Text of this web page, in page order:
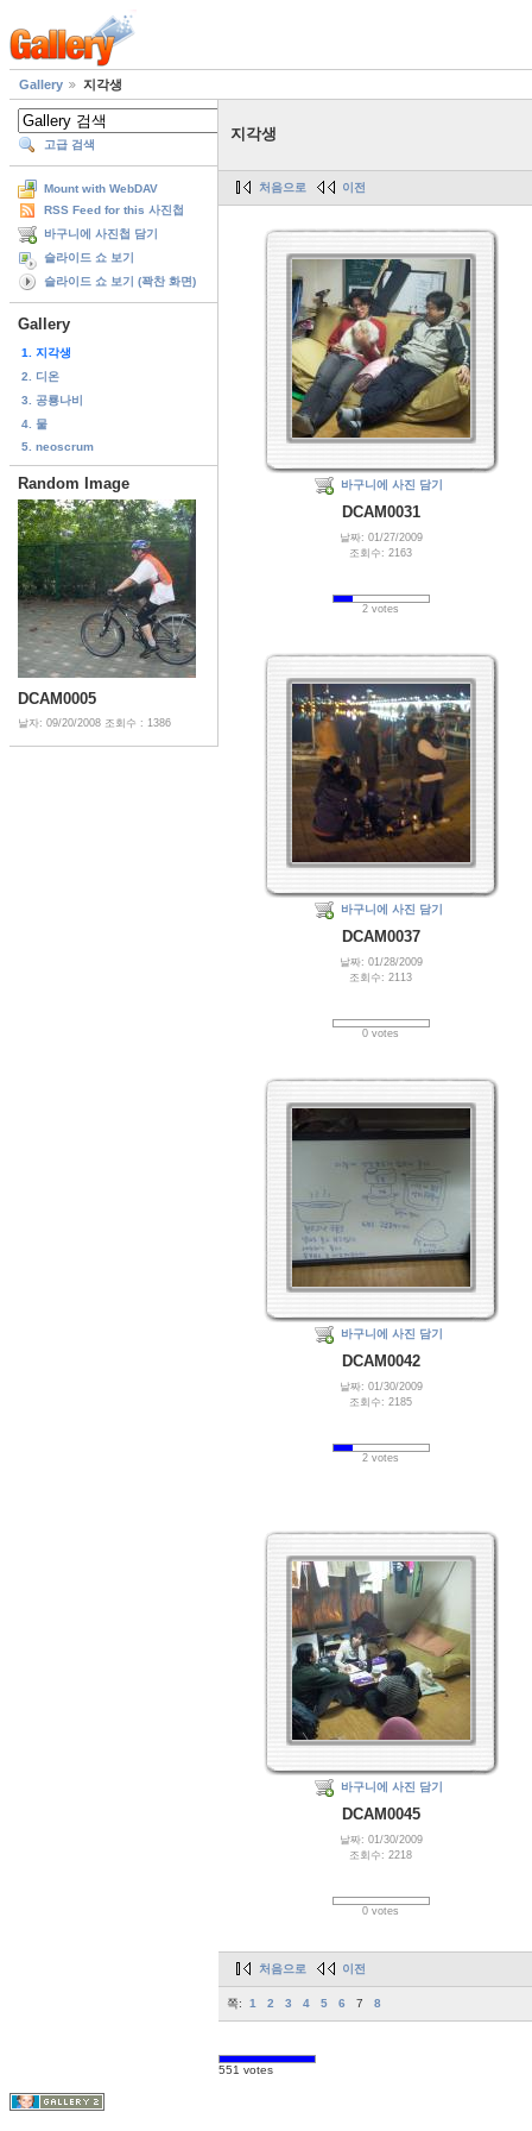
Gallery 지각생
고급 검색
Mount with WebDAV
RSS Feed for this 사진첩
바구니에 사진첩 담기
슬라이드 쇼 보기
슬라이드 쇼 보기 (꽉찬 화면)
Gallery
1. 지각생
2. 디온
3. 공룡나비
4. 물
5. neoscrum
Random Image
DCAM0005
날자: 09/20/2008 조회수 : 1386
지각생
처음으로 이전
바구니에 사진 담기
DCAM0031
날짜: 01/27/2009
조회수: 2163
2 votes
바구니에 사진 담기
DCAM0037
날짜: 01/28/2009
조회수: 2113
0 votes
바구니에 사진 담기
DCAM0042
날짜: 01/30/2009
조회수: 2185
2 votes
바구니에 사진 담기
DCAM0045
날짜: 01/30/2009
조회수: 2218
0 votes
처음으로 이전
쪽: 1 2 3 4 5 6 7 8
551 votes